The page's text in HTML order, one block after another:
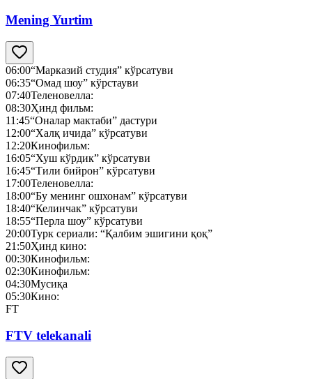
Mening Yurtim
06:00“Марказий студия” кўрсатуви
06:35“Омад шоу” кўрстауви
07:40Теленовелла:
08:30Ҳинд фильм:
11:45“Оналар мактаби” дастури
12:00“Халқ ичида” кўрсатуви
12:20Кинофильм:
16:05“Хуш кўрдик” кўрсатуви
16:45“Тили бийрон” кўрсатуви
17:00Теленовелла:
18:00“Бу менинг ошхонам” кўрсатуви
18:40“Келинчак” кўрсатуви
18:55“Перла шоу” кўрсатуви
20:00Турк сериали: “Қалбим эшигини қоқ”
21:50Ҳинд кино:
00:30Кинофильм:
02:30Кинофильм:
04:30Мусиқа
05:30Кино:
FT
FTV telekanali